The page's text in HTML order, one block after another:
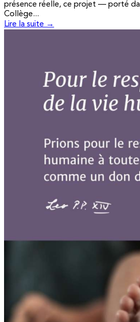
présence réelle, ce projet — porté
Collège...
Lire la suite →